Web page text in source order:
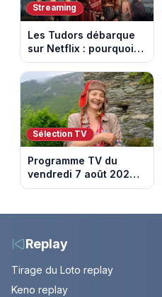
Streaming
Les Tudors débarque
sur Netflix : pourquoi la
série n’a rien perdu de
son pouvoir
Sélection TV
Programme TV du
vendredi 7 août 2026 :
notre sélection pour
Replay
Tirage du Loto replay
Keno replay